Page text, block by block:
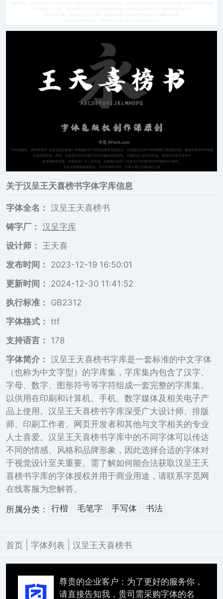
关于汉呈王天喜榜书字体字库信息
字体全名： 汉呈王天喜榜书
铸字厂： 汉呈字库
设计师：
王天喜
发布时间：
2023-12-19 16:50:01
更新时间：
2024-12-30 11:41:52
执行标准：
GB2312
字体格式： ttf
支持语言：
178
字体简介： 汉呈王天喜榜书字库是一套标准的中文字体
（也称为中文字型）的字库集，字库集内包含了汉字、
字母、数字、图形符号等字符组成一套完整的字库集。
以供用在印刷和计算机、手机、数字媒体及相关电子产
品上使用。汉呈王天喜榜书字库深受广大设计师、排版
师、印刷工作者、网页开发者和其他与文字相关的专业
人士喜爱。汉呈王天喜榜书字库中的不同字体可以传达
不同的情感、风格和品牌形象，因此选择合适的字体对
于视觉设计至关重要。需了解如何能合法获取汉呈王天
喜榜书字库的字体授权并用于商业用途，请联系字觅网
在线客服为您解答。
所属分类： 行楷 毛笔字 手写体 书法
首页 字体列表 汉呈王天喜榜书
尊贵的企业客户：为了更好的服务你，
请直接告知我，贵司需采购字体的名